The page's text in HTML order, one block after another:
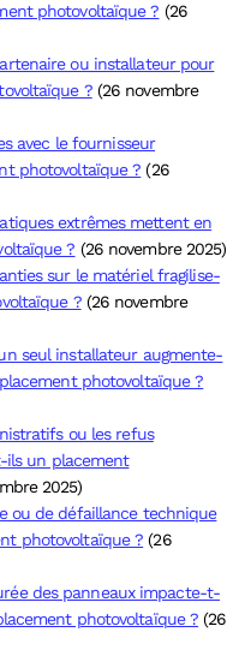
photovoltaïque ? (26
ou installateur pour
? (26 novembre
avec le fournisseur
photovoltaïque ? (26
extrêmes mettent en
? (26 novembre 2025)
sur le matériel fragilise-
? (26 novembre
seul installateur augmente-
photovoltaïque ?
ou les refus
ils un placement
2025)
ou de défaillance technique
photovoltaïque ? (26
des panneaux impacte-t-
photovoltaïque ? (26